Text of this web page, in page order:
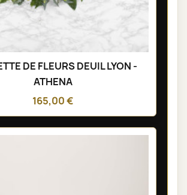
DE FLEURS DEUIL LYON -
ATHENA
165,00 €